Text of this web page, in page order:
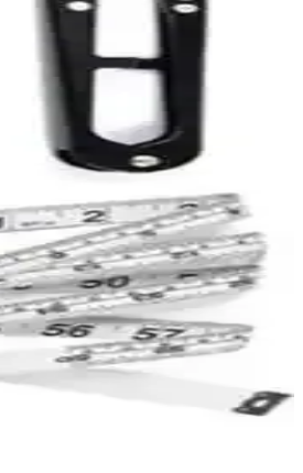
oluyoruz.
ve stres atmaya yönelik
düzen sağlar.